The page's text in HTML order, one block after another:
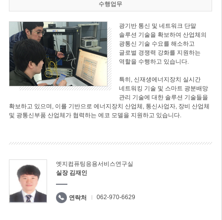
수행업무
광기반 통신 및 네트워크 단말
솔루션 기술을 확보하여 산업체의
광통신 기술 수요를 해소하고
글로벌 경쟁력 강화를 지원하는
역할을 수행하고 있습니다.
특히, 신재생에너지장치 실시간
네트워킹 기술 및 스마트 광분배망
관리 기술에 대한 솔루션 기술들을
확보하고 있으며, 이를 기반으로 에너지장치 산업체, 통신사업자, 장비 산업체
및 광통신부품 산업체가 협력하는 에코 모델을 지원하고 있습니다.
엣지컴퓨팅응용서비스연구실
실장 김재인
연락처 062-970-6629